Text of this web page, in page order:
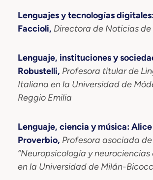
Lenguajes y tecnologías
Faccioli, Directora de Noticias de
Lenguaje, instituciones y
Robustelli, Profesora titular de
Italiana en la Universidad de
Reggio Emilia
Lenguaje, ciencia y música:
Proverbio, Profesora asociada de
“Neuropsicología y neurociencias
en la Universidad de Milán-